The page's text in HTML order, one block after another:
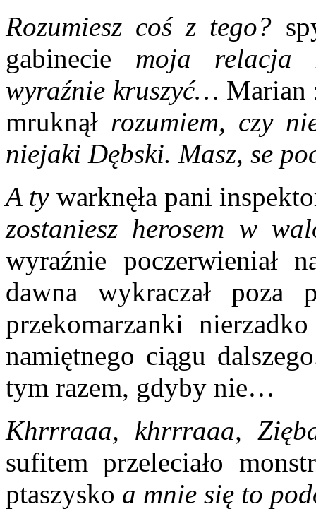
Rozumiesz coś z tego?
gabinecie moja relacja
wyraźnie kruszyć… Marian
mruknął rozumiem, czy
niejaki Dębski. Masz, se
A tywarknęła pani
zostaniesz herosem w
wyraźnie poczerwieniał
dawna wykraczał poza
przekomarzanki
namiętnego ciągu
tym razem, gdyby nie…
Khrrraaa, khrrraaa,
sufitem przeleciało
ptaszysko a mnie się to